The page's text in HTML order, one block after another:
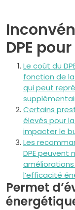
DPE
Le coût du
fonction de
qui peut
Certains
élevés pour
impacter le
Les
DPE peuvent
l’efficacité
Permet